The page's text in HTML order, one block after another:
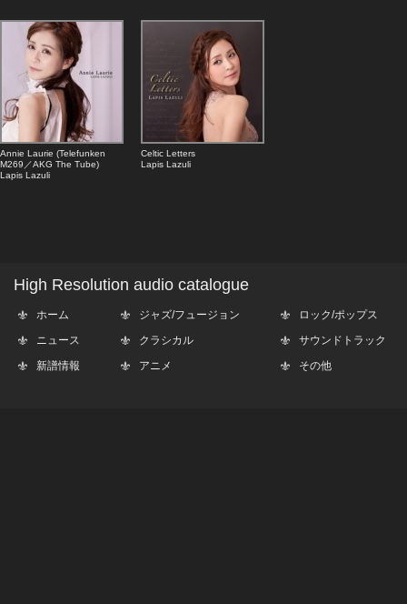
Annie Laurie (Telefunken
M269／AKG The Tube)
Lapis Lazuli
Celtic Letters
Lapis Lazuli
High Resolution audio catalogue
ホーム
ニュース
新譜情報
ジャズ/フュージョン
クラシカル
アニメ
ロック/ポップス
サウンドトラック
その他